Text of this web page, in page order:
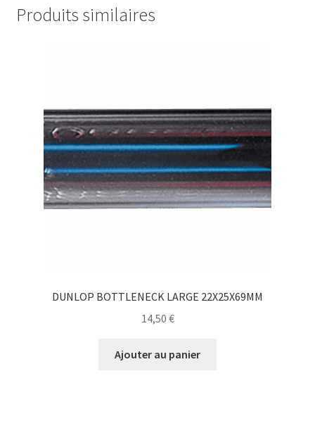
Produits similaires
DUNLOP BOTTLENECK LARGE 22X25X69MM
14,50 €
Ajouter au panier